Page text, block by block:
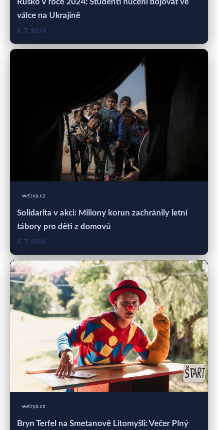
Rusko v roce 2024: Studenti nuceni bojovat ve
válce na Ukrajině
6. 7. 2026
webya.cz
Solidarita v akci: Miliony korun zachránily letní
tábory pro děti z domovů
5. 7. 2026
webya.cz
Bryn Terfel na Smetanově Litomyšli: Večer Plný